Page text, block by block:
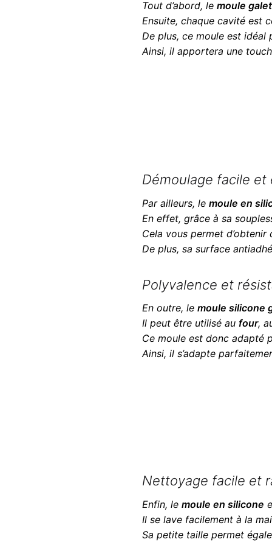
Tout d’abord, le moule
Ensuite, chaque cavité est
De plus, ce moule est idéal
Ainsi, il apportera une
Démoulage facile et
Par ailleurs, le moule en
En effet, grâce à sa
Cela vous permet
De plus, sa surface
Polyvalence et
En outre, le moule silicone
Il peut être utilisé au four,
Ce moule est donc adapté
Ainsi, il s’adapte
Nettoyage facile et
Enfin, le moule en silicone
Il se lave facilement à la
Sa petite taille permet